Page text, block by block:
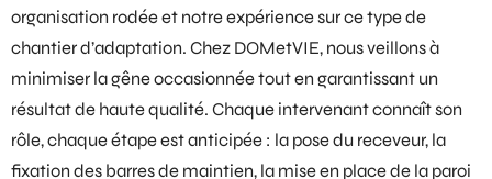
organisation rodée et notre expérience sur ce type de
chantier d’adaptation. Chez DOMetVIE, nous veillons à
minimiser la gêne occasionnée tout en garantissant un
résultat de haute qualité. Chaque intervenant connaît son
rôle, chaque étape est anticipée : la pose du receveur, la
fixation des barres de maintien, la mise en place de la paroi